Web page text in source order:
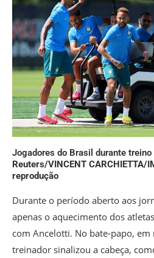
Jogadores do Brasil durante
Reuters/VINCENT CARCHIETTA/
reprodução
Durante o período aberto aos
apenas o aquecimento dos
com Ancelotti. No bate-papo, em
treinador sinalizou a cabeça,